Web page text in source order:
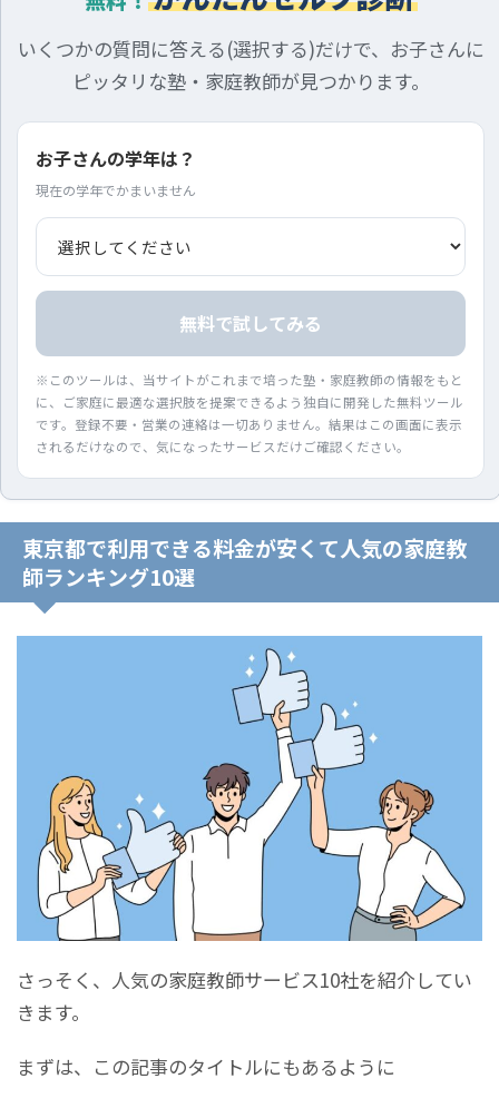
いくつかの質問に答える(選択する)だけで、お子さんに
ピッタリな塾・家庭教師が見つかります。
お子さんの学年は？
現在の学年でかまいません
無料で試してみる
※このツールは、当サイトがこれまで培った塾・家庭教師の情報をもと
に、ご家庭に最適な選択肢を提案できるよう独自に開発した無料ツール
です。登録不要・営業の連絡は一切ありません。結果はこの画面に表示
されるだけなので、気になったサービスだけご確認ください。
東京都で利用できる料金が安くて人気の家庭教
師ランキング10選
さっそく、人気の家庭教師サービス10社を紹介してい
きます。
まずは、この記事のタイトルにもあるように